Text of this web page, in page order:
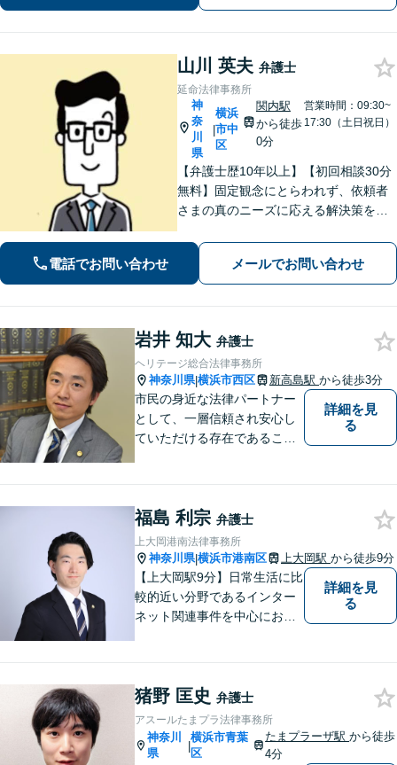
限に活かし、最善の解決へ尽力します
山川 英夫 弁護士
延命法律事務所
神
奈
川
県
|
横浜
市中
区
関内駅
から徒歩
0分
営業時間：09:30~
17:30（土日祝日）
【弁護士歴10年以上】【初回相談30分
無料】固定観念にとらわれず、依頼者
さまの真のニーズに応える解決策を導
士業との連携で不動産トラブルや相続
問題にワンストップの対応も可能【WE
B面談対応】【関内駅3分】
電話でお問い合わせ メールでお問い合わせ
岩井 知大 弁護士
ヘリテージ総合法律事務所
神奈川県|横浜市西区 新高島駅 から徒歩3分
市民の身近な法律パートナー
として、一層信頼され安心し
ていただける存在であること
詳細を見
る
福島 利宗 弁護士
上大岡港南法律事務所
神奈川県|横浜市港南区 上大岡駅 から徒歩9分
【上大岡駅9分】日常生活に比
較的近い分野であるインター
ネット関連事件を中心にお取
ルにて掲載情報のURL等をお
送りください。見込み、費用
等をご案内させていただきま
す。
詳細を見
る
猪野 匡史 弁護士
アスールたまプラ法律事務所
神奈川
県
|
横浜市青葉
区
たまプラーザ駅から徒歩
4分